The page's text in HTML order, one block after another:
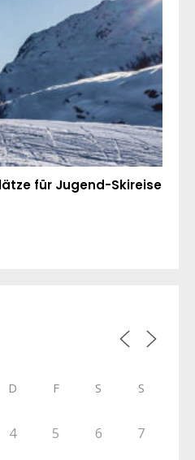
für Jugend-Skireise
D F S S
4 5 6 7